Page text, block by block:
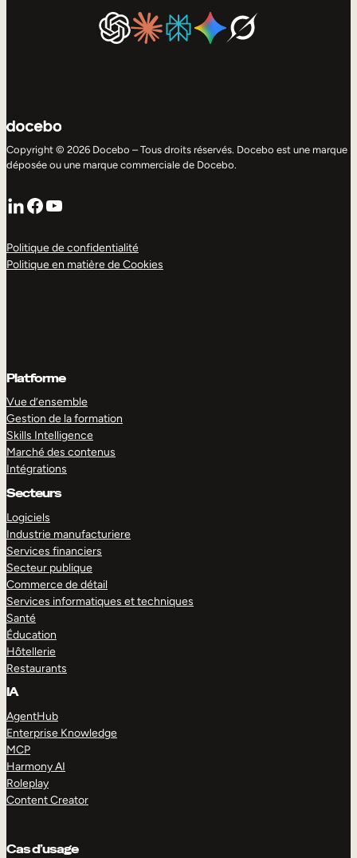
Copyright © 2026 Docebo – Tous droits réservés. Docebo est une marque
déposée ou une marque commerciale de Docebo.
LinkedIn
Facebook
YouTube
Politique de confidentialité
Politique en matière de Cookies
Platforme
Vue d’ensemble
Gestion de la formation
Skills Intelligence
Marché des contenus
Intégrations
Secteurs
Logiciels
Industrie manufacturiere
Services financiers
Secteur publique
Commerce de détail
Services informatiques et techniques
Santé
Éducation
Hôtellerie
Restaurants
IA
AgentHub
Enterprise Knowledge
MCP
Harmony AI
Roleplay
Content Creator
Cas d’usage